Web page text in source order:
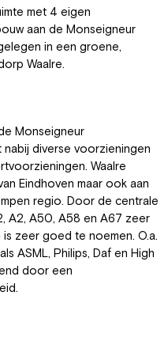
met 4 eigen
aan de Monseigneur
in een groene,
Waalre.
Monseigneur
nabij diverse voorzieningen
Waalre
Eindhoven maar ook aan
regio. Door de centrale
A2, A50, A58 en A67 zeer
zeer goed te noemen. O.a.
ASML, Philips, Daf en High
door een